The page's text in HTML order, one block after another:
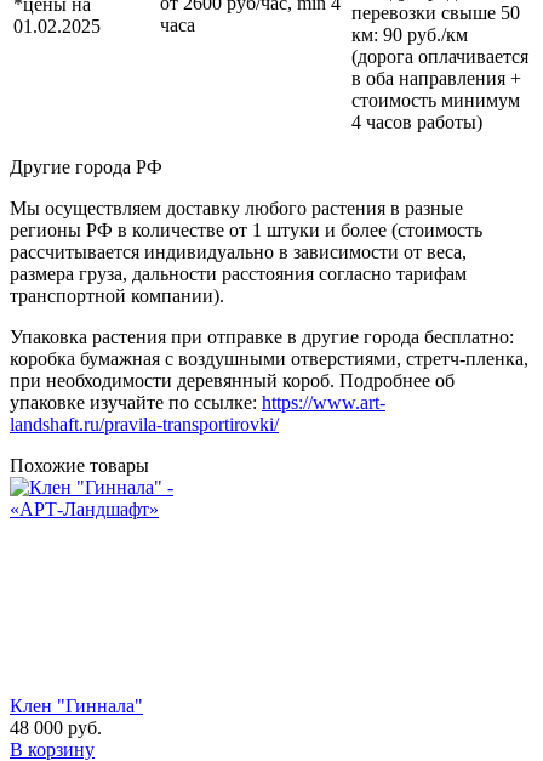
01.02.2025
часа
перевозки свыше 50
км: 90 руб./км
(дорога оплачивается
в оба направления +
стоимость минимум
4 часов работы)
Другие города РФ
Мы осуществляем доставку любого растения в разные
регионы РФ в количестве от 1 штуки и более (стоимость
рассчитывается индивидуально в зависимости от веса,
размера груза, дальности расстояния согласно тарифам
транспортной компании).
Упаковка растения при отправке в другие города бесплатно:
коробка бумажная с воздушными отверстиями, стретч-пленка,
при необходимости деревянный короб. Подробнее об
упаковке изучайте по ссылке: https://www.art-
landshaft.ru/pravila-transportirovki/
Похожие товары
Клен "Гиннала"
48 000 руб.
В корзину